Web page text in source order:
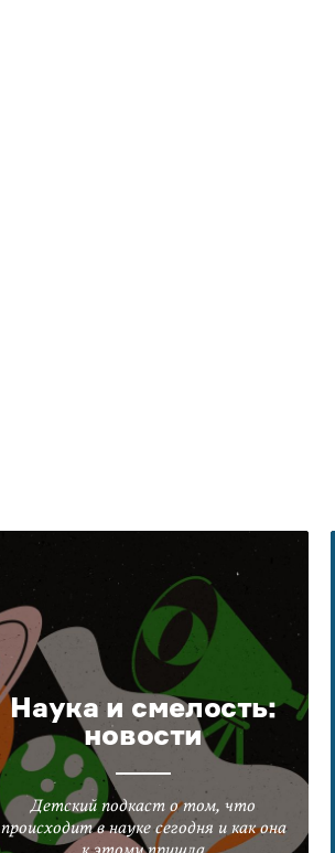
Наука и смелость:
новости
Детский подкаст о том, что
происходит в науке сегодня и как она